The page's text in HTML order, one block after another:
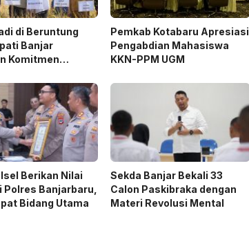
di Beruntung
Banjar
Komitmen
Pemkab Kotabaru Apresiasi
Pengabdian Mahasiswa
KKN-PPM UGM
Berikan Nilai
Polres Banjarbaru,
Bidang Utama
Sekda Banjar Bekali 33
Calon Paskibraka dengan
Materi Revolusi Mental